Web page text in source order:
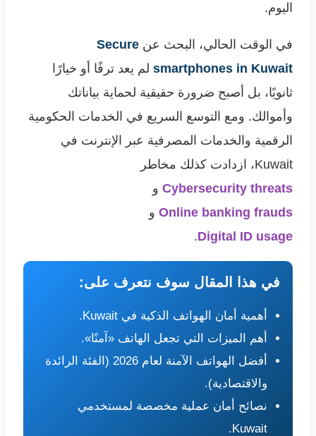
اليوم.
في الوقت الحالي، البحث عن Secure
smartphones in Kuwait لم يعد ترفًا أو خيارًا
ثانويًا، بل أصبح ضرورة حقيقية لحماية بياناتك
وأموالك. ومع التوسع السريع في الخدمات الحكومية
الرقمية والخدمات المصرفية عبر الإنترنت في
Kuwait، ازدادت كذلك مخاطر
Cybersecurity threats و
Online banking frauds و
Digital ID usage
.
في هذا المقال سوف نتعرف على:
أهمية أمان الهواتف الذكية في Kuwait.
أهم الميزات التي تجعل الهاتف «آمنًا».
أفضل الهواتف الآمنة لعام 2026 (الفئة الرائدة
والاقتصادية).
نصائح أمان عملية مخصصة لمستخدمي
Kuwait.